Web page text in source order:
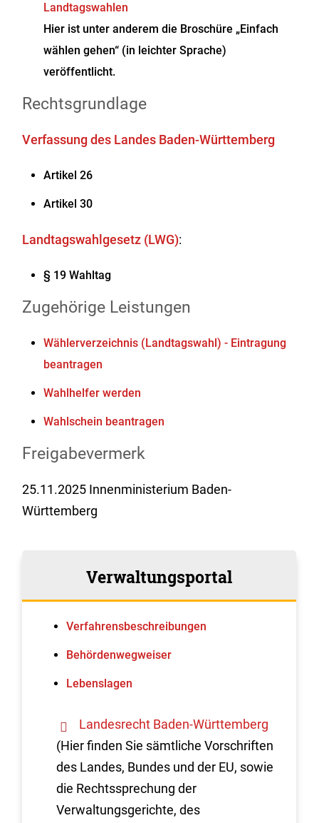
Landtagswahlen
Hier ist unter anderem die Broschüre „Einfach
wählen gehen“ (in leichter Sprache)
veröffentlicht.
Rechtsgrundlage
Verfassung des Landes Baden-Württemberg
Artikel 26
Artikel 30
Landtagswahlgesetz (LWG):
§ 19 Wahltag
Zugehörige Leistungen
Wählerverzeichnis (Landtagswahl) - Eintragung
beantragen
Wahlhelfer werden
Wahlschein beantragen
Freigabevermerk
25.11.2025 Innenministerium Baden-
Württemberg
Verwaltungsportal
Verfahrens­beschreibungen
Behördenwegweiser
Lebenslagen
Landesrecht Baden-Württemberg
(Hier finden Sie sämtliche Vorschriften
des Landes, Bundes und der EU, sowie
die Rechtssprechung der
Verwaltungsgerichte, des